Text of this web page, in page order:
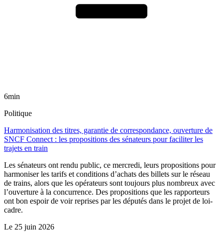
6min
Politique
Harmonisation des titres, garantie de correspondance, ouverture de
SNCF Connect : les propositions des sénateurs pour faciliter les
trajets en train
Les sénateurs ont rendu public, ce mercredi, leurs propositions pour
harmoniser les tarifs et conditions d’achats des billets sur le réseau
de trains, alors que les opérateurs sont toujours plus nombreux avec
l’ouverture à la concurrence. Des propositions que les rapporteurs
ont bon espoir de voir reprises par les députés dans le projet de loi-
cadre.
Le 25 juin 2026